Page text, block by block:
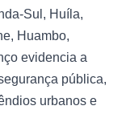
Sul, Huíla,
Huambo,
evidencia a
pública,
urbanos e